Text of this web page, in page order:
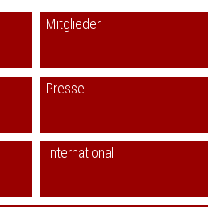
Mitglieder
Presse
International